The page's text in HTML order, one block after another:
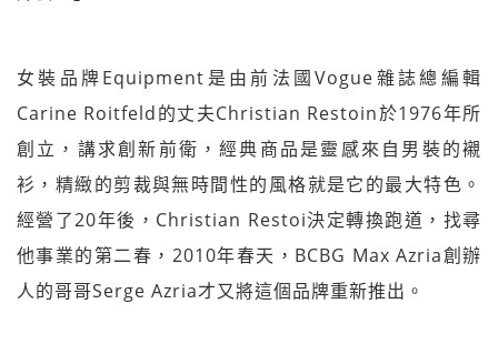
女裝品牌Equipment是由前法國Vogue雜誌總編輯
Carine Roitfeld的丈夫Christian Restoin於1976年所
創立，講求創新前衛，經典商品是靈感來自男裝的襯
衫，精緻的剪裁與無時間性的風格就是它的最大特色。
經營了20年後，Christian Restoi決定轉換跑道，找尋
他事業的第二春，2010年春天，BCBG Max Azria創辦
人的哥哥Serge Azria才又將這個品牌重新推出。